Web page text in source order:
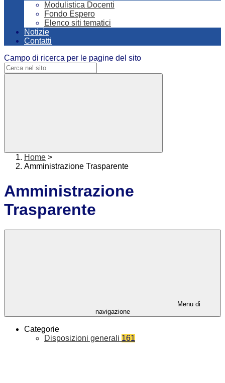
Modulistica Docenti
Fondo Espero
Elenco siti tematici
Notizie
Contatti
Campo di ricerca per le pagine del sito
Home >
Amministrazione Trasparente
Amministrazione
Trasparente
Menu di
navigazione
Categorie
Disposizioni generali 161